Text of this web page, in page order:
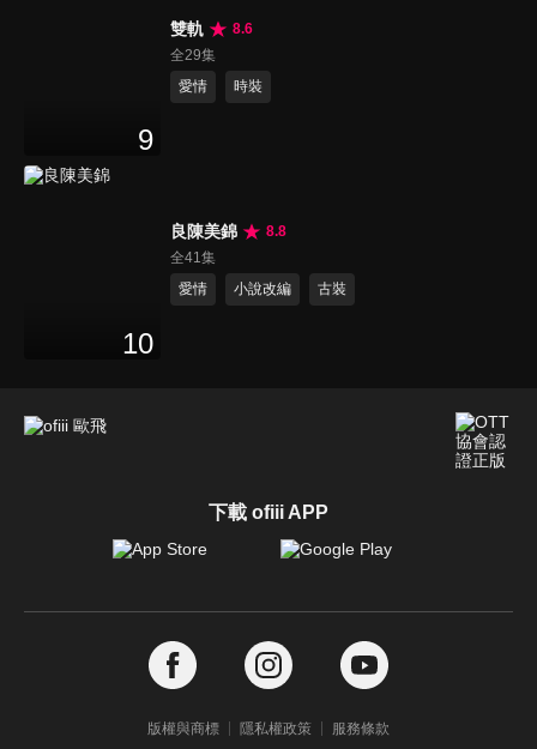
9
雙軌
8.6
全29集
愛情
時裝
10
良陳美錦
8.8
全41集
愛情
小說改編 古裝
下載 ofiii APP
版權與商標 隱私權政策 服務條款